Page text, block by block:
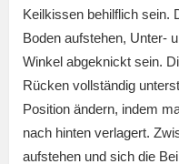
Keilkissen behilflich sein.
Boden aufstehen, Unter-
Winkel abgeknickt sein.
Rücken vollständig
Position ändern, indem
nach hinten verlagert.
aufstehen und sich die